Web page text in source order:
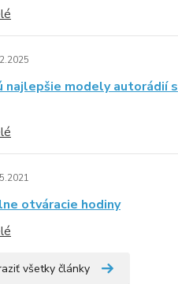
najlepšie modely autorádií s
otváracie hodiny
všetky články